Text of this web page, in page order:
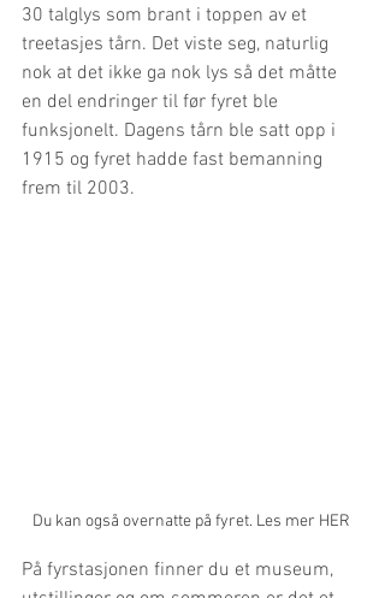
30 talglys som brant i toppen av et
treetasjes tårn. Det viste seg, naturlig
nok at det ikke ga nok lys så det måtte
en del endringer til før fyret ble
funksjonelt. Dagens tårn ble satt opp i
1915 og fyret hadde fast bemanning
frem til 2003.
Du kan også overnatte på fyret. Les mer HER
På fyrstasjonen finner du et museum,